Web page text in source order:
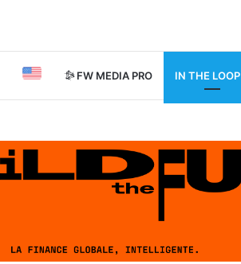
FW MEDIA PRO IN THE LOOP